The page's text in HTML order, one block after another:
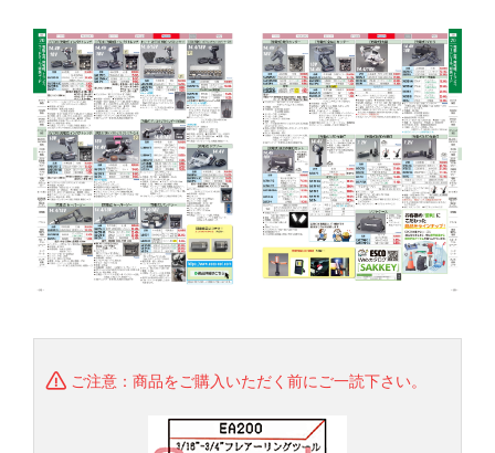
ご注意：商品をご購入いただく前にご一読下さい。